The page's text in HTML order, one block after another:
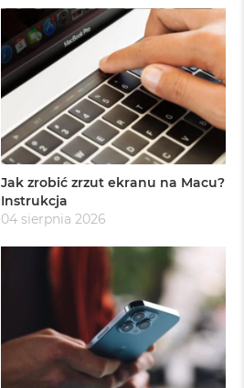
Jak zrobić zrzut ekranu na Macu?
Instrukcja
04 sierpnia 2026